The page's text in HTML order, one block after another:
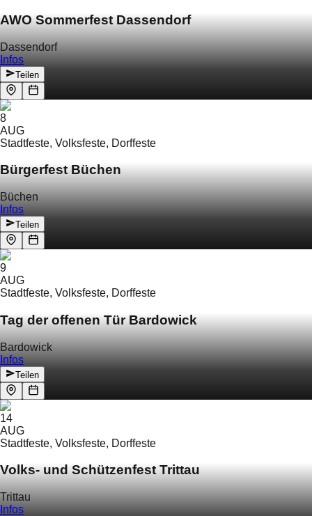
AWO Sommerfest Dassendorf
Dassendorf
Infos
Teilen
8
AUG
Stadtfeste, Volksfeste, Dorffeste
Bürgerfest Büchen
Büchen
Infos
Teilen
9
AUG
Stadtfeste, Volksfeste, Dorffeste
Tag der offenen Tür Bardowick
Bardowick
Infos
Teilen
14
AUG
Stadtfeste, Volksfeste, Dorffeste
Volks- und Schützenfest Trittau
Trittau
Infos